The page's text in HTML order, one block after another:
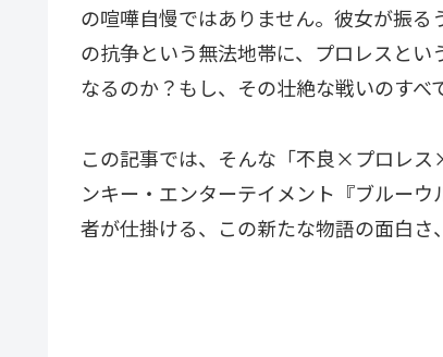
の喧嘩自慢ではありません。彼女が振
の抗争という無法地帯に、プロレスと
なるのか？もし、その壮絶な戦いのす
この記事では、そんな「不良×プロレ
ンキー・エンターテイメント『ブルー
者が仕掛ける、この新たな物語の面白さ